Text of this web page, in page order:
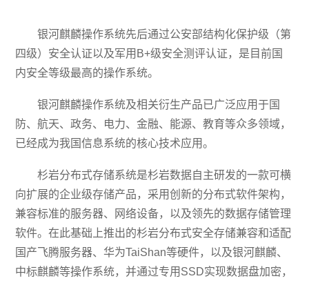
银河麒麟操作系统先后通过公安部结构化保护级（第
四级）安全认证以及军用B+级安全测评认证，是目前国
内安全等级最高的操作系统。
银河麒麟操作系统及相关衍生产品已广泛应用于国
防、航天、政务、电力、金融、能源、教育等众多领域，
已经成为我国信息系统的核心技术应用。
杉岩分布式存储系统是杉岩数据自主研发的一款可横
向扩展的企业级存储产品，采用创新的分布式软件架构，
兼容标准的服务器、网络设备，以及领先的数据存储管理
软件。在此基础上推出的杉岩分布式安全存储兼容和适配
国产飞腾服务器、华为TaiShan等硬件，以及银河麒麟、
中标麒麟等操作系统，并通过专用SSD实现数据盘加密，